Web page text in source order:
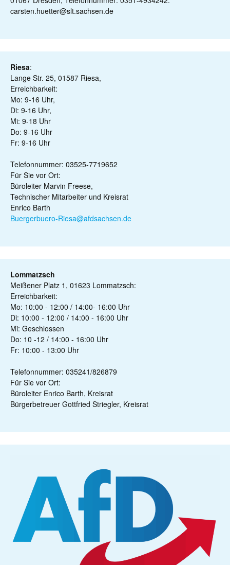
carsten.huetter@slt.sachsen.de
Riesa:
Lange Str. 25, 01587 Riesa,
Erreichbarkeit:
Mo: 9-16 Uhr,
Di: 9-16 Uhr,
Mi: 9-18 Uhr
Do: 9-16 Uhr
Fr: 9-16 Uhr
Telefonnummer: 03525-7719652
Für Sie vor Ort:
Büroleiter Marvin Freese,
Technischer Mitarbeiter und Kreisrat
Enrico Barth
Buergerbuero-Riesa@afdsachsen.de
Lommatzsch
Meißener Platz 1, 01623 Lommatzsch:
Erreichbarkeit:
Mo: 10:00 - 12:00 / 14:00- 16:00 Uhr
Di: 10:00 - 12:00 / 14:00 - 16:00 Uhr
Mi: Geschlossen
Do: 10 -12 / 14:00 - 16:00 Uhr
Fr: 10:00 - 13:00 Uhr
Telefonnummer: 035241/826879
Für Sie vor Ort:
Büroleiter Enrico Barth, Kreisrat
Bürgerbetreuer Gottfried Striegler, Kreisrat